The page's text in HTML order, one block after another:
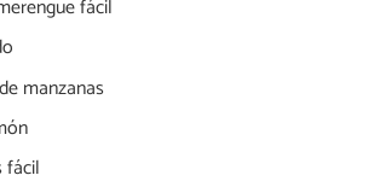
fácil
manzanas
fácil